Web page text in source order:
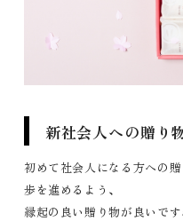
新社会人への贈り
初めて社会人になる方への
歩を進めるよう、
縁起の良い贈り物が良いです